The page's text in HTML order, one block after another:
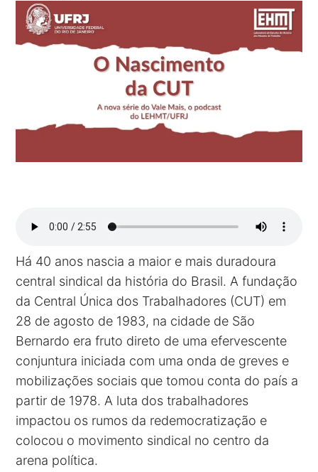
Há 40 anos nascia a maior e mais duradoura
central sindical da história do Brasil. A fundação
da Central Única dos Trabalhadores (CUT) em
28 de agosto de 1983, na cidade de São
Bernardo era fruto direto de uma efervescente
conjuntura iniciada com uma onda de greves e
mobilizações sociais que tomou conta do país a
partir de 1978. A luta dos trabalhadores
impactou os rumos da redemocratização e
colocou o movimento sindical no centro da
arena política.